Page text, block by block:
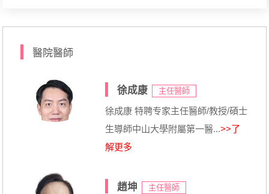
醫院醫師
徐成康 主任醫師
徐成康 特聘专家主任醫師/教授/碩士
生導師中山大學附屬第一醫...>>了
解更多
趙坤 主任醫師